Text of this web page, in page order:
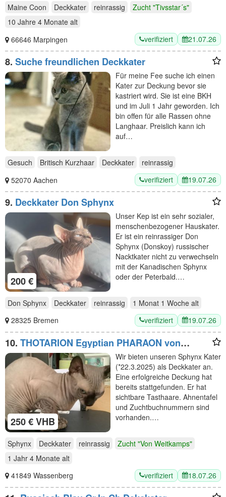
Maine Coon Deckkater reinrassig
Zucht "Tivsstar´s"
10 Jahre 4 Monate alt
66646 Marpingen
verifiziert 21.07.26
8. Suche freundlichen Deckkater
Für meine Fee suche ich einen
Kater zur Deckung bevor sie
kastriert wird. Sie ist eine BKH
und im Juli 1 Jahr geworden. Ich
bin offen für alle Rassen ohne
Langhaar. Preislich kann ich
auf…
Gesuch Britisch Kurzhaar Deckkater
reinrassig
52070 Aachen
verifiziert 19.07.26
9. Deckkater Don Sphynx
200 €
Unser Kep ist ein sehr sozialer,
menschenbezogener Hauskater.
Er ist ein reinrassiger Don
Sphynx (Donskoy) russischer
Nacktkater nicht zu verwechseln
mit der Kanadischen Sphynx
oder der Peterbald.…
Don Sphynx Deckkater reinrassig 1 Monat 1 Woche alt
28325 Bremen
verifiziert 19.07.26
10. THOTARION Egyptian PHARAON von
Weitkamps
250 € VHB
Wir bieten unseren Sphynx Kater
(*22.3.2025) als Deckkater an.
Eine erfolgreiche Deckung hat
bereits stattgefunden. Er hat
sichtbare Tasthaare. Ahnentafel
und Zuchtbuchnummern sind
vorhanden.…
Sphynx Deckkater reinrassig
Zucht "Von Weitkamps"
1 Jahr 4 Monate alt
41849 Wassenberg
verifiziert 18.07.26